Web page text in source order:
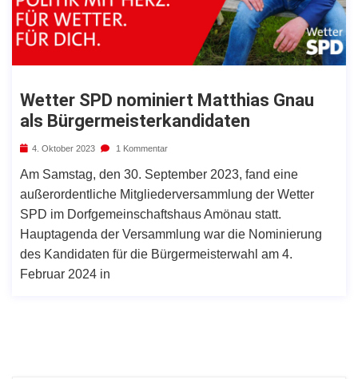
Wetter SPD nominiert Matthias Gnau
als Bürgermeisterkandidaten
4. Oktober 2023 1 Kommentar
Am Samstag, den 30. September 2023, fand eine
außerordentliche Mitgliederversammlung der Wetter
SPD im Dorfgemeinschaftshaus Amönau statt.
Hauptagenda der Versammlung war die Nominierung
des Kandidaten für die Bürgermeisterwahl am 4.
Februar 2024 in